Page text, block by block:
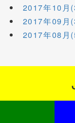
2017年10月
2017年09月
2017年08月